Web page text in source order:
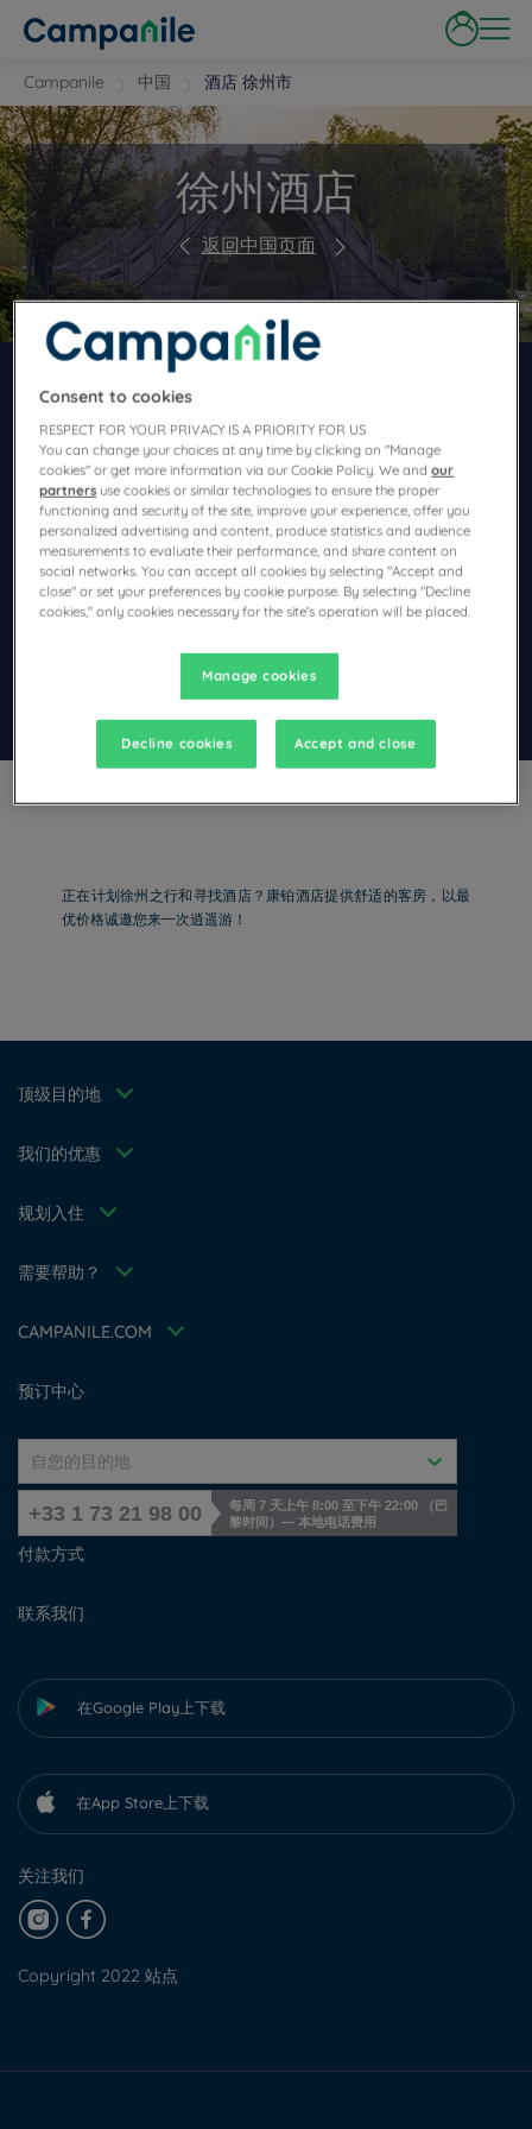
Campanile 中国 酒店 徐州市
徐州酒店
返回中国页面
立即在康铂上预订我们的酒店客房
Navigate forward to interact with the calendar and select a
Navigate backward to interact
寻找酒店
正在计划徐州之行和寻找酒店？康铂酒店提供舒适的客房，以最
优价格诚邀您来一次逍遥游！
顶级目的地
中国康铂酒店
合肥康铂酒店
沉阳康铂酒店
西安康铂酒店
我们的优惠
会员费率
Bloomy Days
规划入住
我的预订
需要帮助？
常见问答
CAMPANILE.COM
法律声明
Cookie 政策
条款和条件
Tax Policy
Louvre Hotels Group
Accessibility Statement
预订中心
自您的目的地
+33 1 73 21 98 00
每周 7 天上午 8:00 至下午 22:00 （巴
黎时间）— 本地电话费用
付款方式
联系我们
在Google Play上下载
在App Store上下载
关注我们
Copyright 2022 站点
Consent to cookies
RESPECT FOR YOUR PRIVACY IS A PRIORITY FOR US
You can change your choices at any time by clicking on "Manage
cookies" or get more information via our Cookie Policy. We andour
partners use cookies or similar technologies to ensure the proper
functioning and security of the site, improve your experience, offer you
personalized advertising and content, produce statistics and audience
measurements to evaluate their performance, and share content on
social networks. You can accept all cookies by selecting "Accept and
close" or set your preferences by cookie purpose. By selecting "Decline
cookies," only cookies necessary for the site's operation will be placed.
Manage cookies
Decline cookies Accept and close